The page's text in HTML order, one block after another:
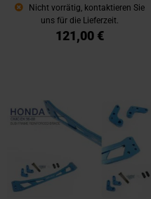
Nicht vorrätig, kontaktieren Sie
uns für die Lieferzeit.
121,00 €